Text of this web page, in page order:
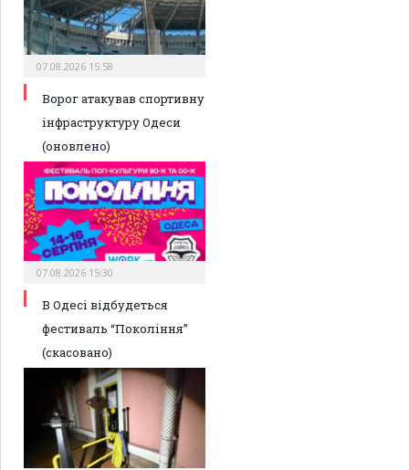
07.08.2026 15:58
Ворог атакував спортивну
інфраструктуру Одеси
(оновлено)
07.08.2026 15:30
В Одесі відбудеться
фестиваль “Покоління”
(скасовано)